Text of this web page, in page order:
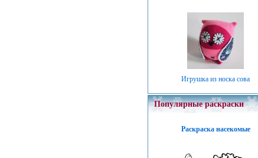
Игрушка из носка сова
Популярные раскраски
Раскраска насекомые